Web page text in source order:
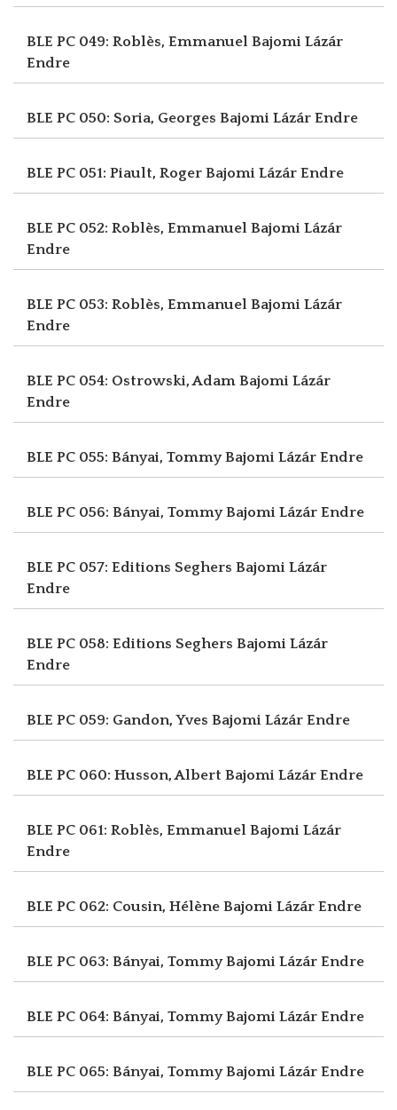
BLE PC 049: Roblès, Emmanuel Bajomi Lázár
Endre
BLE PC 050: Soria, Georges Bajomi Lázár Endre
BLE PC 051: Piault, Roger Bajomi Lázár Endre
BLE PC 052: Roblès, Emmanuel Bajomi Lázár
Endre
BLE PC 053: Roblès, Emmanuel Bajomi Lázár
Endre
BLE PC 054: Ostrowski, Adam Bajomi Lázár
Endre
BLE PC 055: Bányai, TommyBajomi Lázár Endre
BLE PC 056: Bányai, TommyBajomi Lázár Endre
BLE PC 057: Editions Seghers Bajomi Lázár
Endre
BLE PC 058: Editions Seghers Bajomi Lázár
Endre
BLE PC 059: Gandon, Yves Bajomi Lázár Endre
BLE PC 060: Husson, Albert Bajomi Lázár Endre
BLE PC 061: Roblès, Emmanuel Bajomi Lázár
Endre
BLE PC 062: Cousin, Hélène Bajomi Lázár Endre
BLE PC 063: Bányai, TommyBajomi Lázár Endre
BLE PC 064: Bányai, TommyBajomi Lázár Endre
BLE PC 065: Bányai, TommyBajomi Lázár Endre